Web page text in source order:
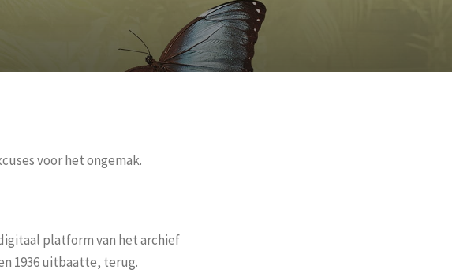
voor het ongemak.
platform van het archief
1936 uitbaatte, terug.